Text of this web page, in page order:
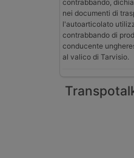
contrabbando,
nei documenti di
l'autoarticolato
contrabbando di
conducente
al valico di Tarvisio.